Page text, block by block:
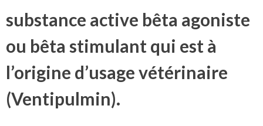
substance active bêta agoniste
ou bêta stimulant qui est à
l’origine d’usage vétérinaire
(Ventipulmin).